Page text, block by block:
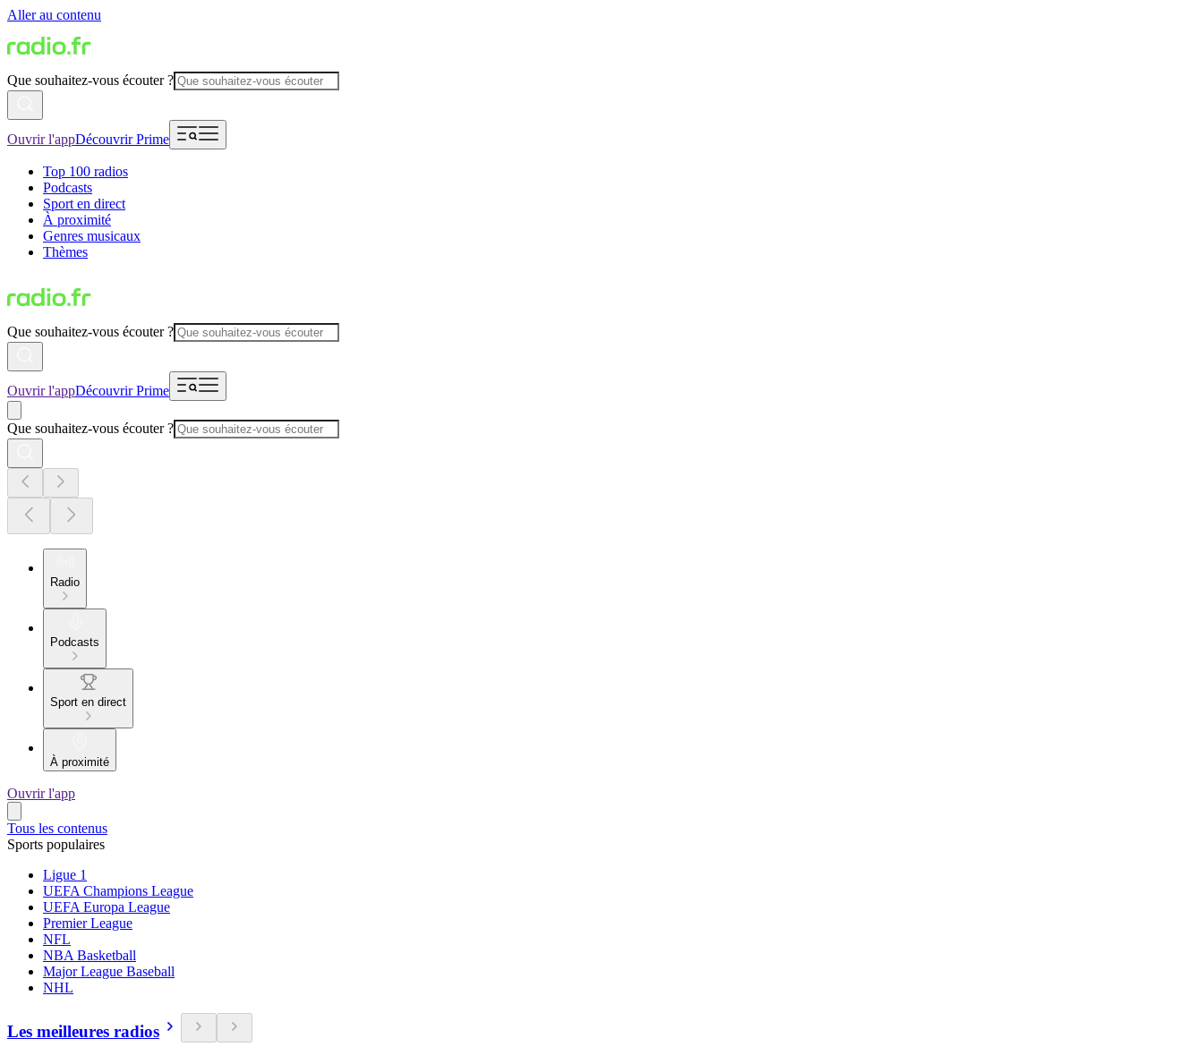
Aller au contenu
Que souhaitez-vous écouter ?
Ouvrir l'appDécouvrir Prime
Top 100 radios
Podcasts
Sport en direct
À proximité
Genres musicaux
Thèmes
Que souhaitez-vous écouter ?
Ouvrir l'appDécouvrir Prime
Que souhaitez-vous écouter ?
Radio
Podcasts
Sport en direct
À proximité
Ouvrir l'app
Tous les contenus
Sports populaires
Ligue 1
UEFA Champions League
UEFA Europa League
Premier League
NFL
NBA Basketball
Major League Baseball
NHL
Les meilleures radios